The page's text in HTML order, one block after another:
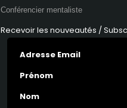
Conférencier mentaliste
Recevoir les nouveautés /
Adresse Email
Prénom
Nom